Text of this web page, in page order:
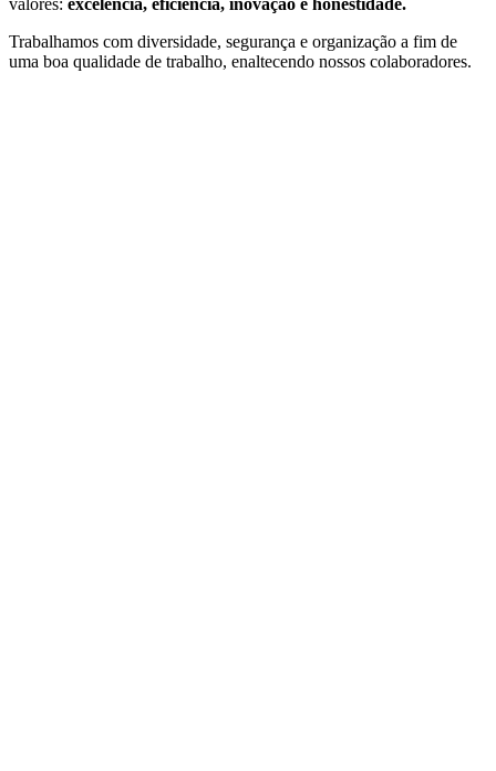
valores: excelência, eficiência, inovação e honestidade.
Trabalhamos com diversidade, segurança e organização a fim de
uma boa qualidade de trabalho, enaltecendo nossos colaboradores.